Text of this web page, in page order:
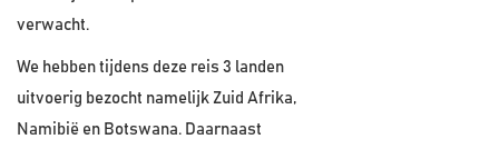
verwacht.
We hebben tijdens deze reis 3 landen
uitvoerig bezocht namelijk Zuid Afrika,
Namibië en Botswana. Daarnaast